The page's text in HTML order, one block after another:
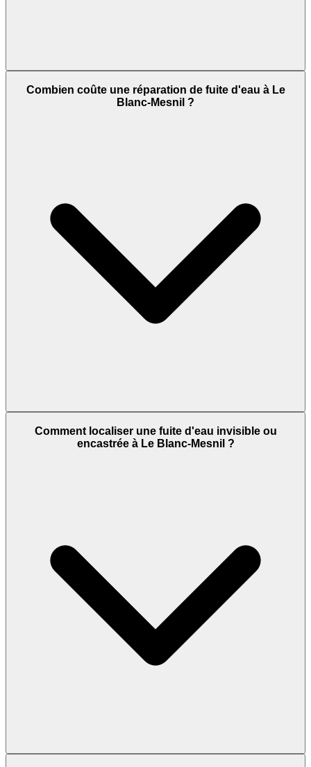
Combien coûte une réparation de fuite d'eau à Le
Blanc-Mesnil ?
Comment localiser une fuite d'eau invisible ou
encastrée à Le Blanc-Mesnil ?